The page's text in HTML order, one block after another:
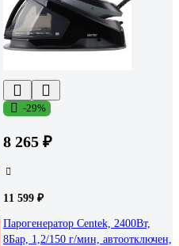
-29%
8 265 ₽
11 599 ₽
Парогенератор Centek, 2400Вт,
8Бар, 1,2/150 г/мин, автоотключен,